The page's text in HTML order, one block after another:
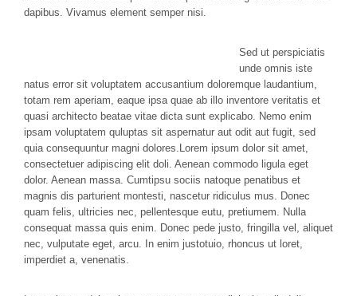
dapibus. Vivamus element semper nisi.
Sed ut perspiciatis
unde omnis iste
natus error sit voluptatem accusantium doloremque laudantium,
totam rem aperiam, eaque ipsa quae ab illo inventore veritatis et
quasi architecto beatae vitae dicta sunt explicabo. Nemo enim
ipsam voluptatem quluptas sit aspernatur aut odit aut fugit, sed
quia consequuntur magni dolores.Lorem ipsum dolor sit amet,
consectetuer adipiscing elit doli. Aenean commodo ligula eget
dolor. Aenean massa. Cumtipsu sociis natoque penatibus et
magnis dis parturient montesti, nascetur ridiculus mus. Donec
quam felis, ultricies nec, pellentesque eutu, pretiumem. Nulla
consequat massa quis enim. Donec pede justo, fringilla vel, aliquet
nec, vulputate eget, arcu. In enim justotuio, rhoncus ut loret,
imperdiet a, venenatis.